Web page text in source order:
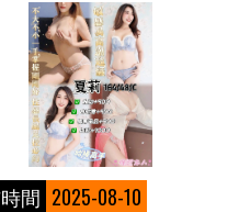
間 2025-08-10